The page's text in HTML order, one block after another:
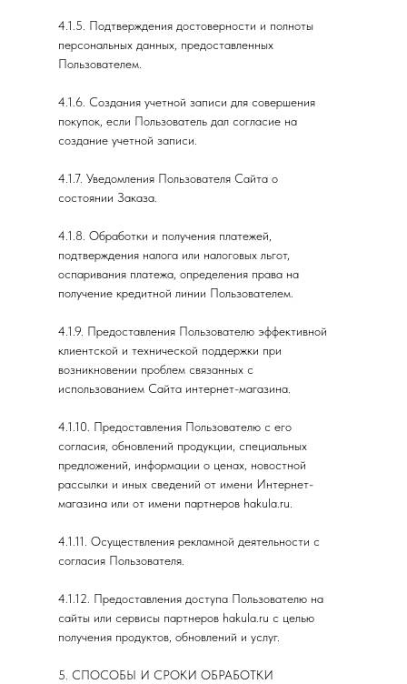
4.1.5. Подтверждения достоверности и полноты
персональных данных, предоставленных
Пользователем.
4.1.6. Создания учетной записи для совершения
покупок, если Пользователь дал согласие на
создание учетной записи.
4.1.7. Уведомления Пользователя Сайта о
состоянии Заказа.
4.1.8. Обработки и получения платежей,
подтверждения налога или налоговых льгот,
оспаривания платежа, определения права на
получение кредитной линии Пользователем.
4.1.9. Предоставления Пользователю эффективной
клиентской и технической поддержки при
возникновении проблем связанных с
использованием Сайта интернет-магазина.
4.1.10. Предоставления Пользователю с его
согласия, обновлений продукции, специальных
предложений, информации о ценах, новостной
рассылки и иных сведений от имени Интернет-
магазина или от имени партнеров hakula.ru.
4.1.11. Осуществления рекламной деятельности с
согласия Пользователя.
4.1.12. Предоставления доступа Пользователю на
сайты или сервисы партнеров hakula.ru с целью
получения продуктов, обновлений и услуг.
5. СПОСОБЫ И СРОКИ ОБРАБОТКИ